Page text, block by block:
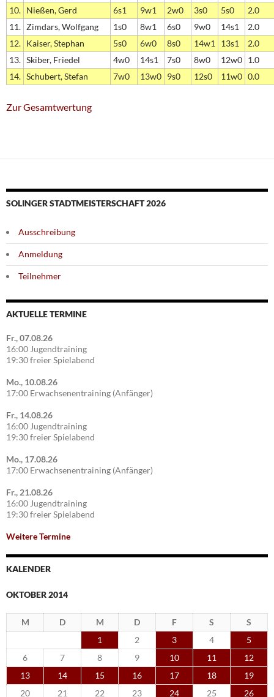
10. Nießen, Gerd 6s1 9w1 2w0 3s0 5s0
2.0
11. Zimdars, Wolfgang 1s0 8w1 6s0 9w0 14s1
2.0
12. Kaiser, Stephan 5s0 6w0 8s0 14w1 13s1
2.0
13. Skiber, Friedel 4w0 14s1 7s0 8w0 12w0 1.0
14. Schubert, Stefan 7w0 13w0 9s0 12s0 11w0 0.0
Zur Gesamtwertung
SOLINGER STADTMEISTERSCHAFT 2026
Ausschreibung
Anmeldung
Teilnehmer
AKTUELLE TERMINE
Fr., 07.08.26
16:00 Jugendtraining
19:30 freier Spielabend
Mo., 10.08.26
17:00 Erwachsenentraining (Anfänger)
Fr., 14.08.26
16:00 Jugendtraining
19:30 freier Spielabend
Mo., 17.08.26
17:00 Erwachsenentraining (Anfänger)
Fr., 21.08.26
16:00 Jugendtraining
19:30 freier Spielabend
Weitere Termine
KALENDER
OKTOBER 2014
M D M D F S
S
1
2 3 4
5
6
7 8 9 10 11
12
13
14 15 16 17 18
19
20
21 22 23 24 25 26